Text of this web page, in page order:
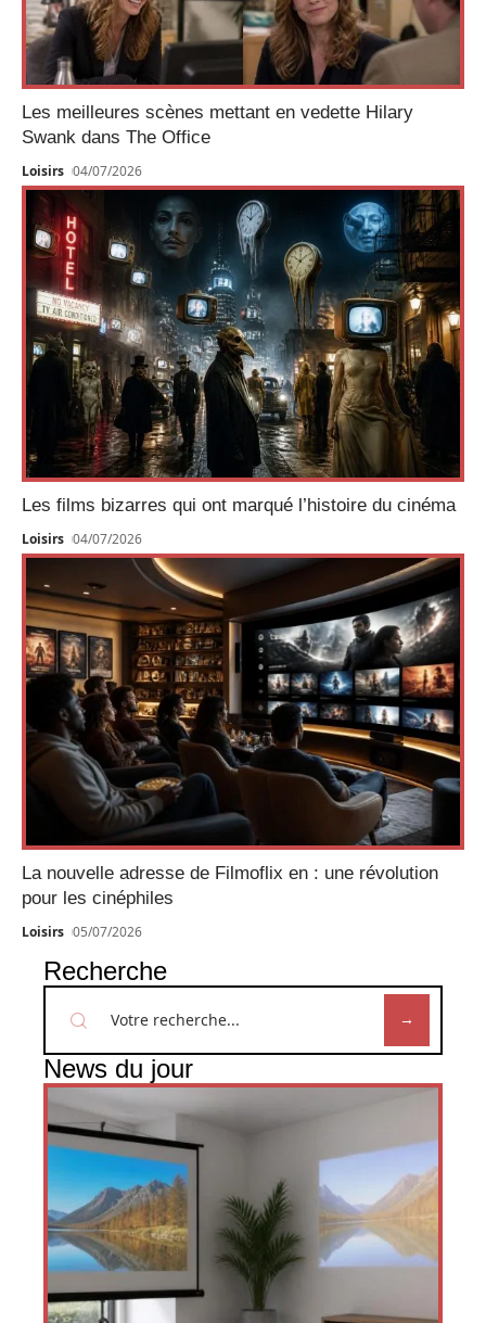
Les meilleures scènes mettant en vedette Hilary
Swank dans The Office
Loisirs 04/07/2026
Les films bizarres qui ont marqué l’histoire du cinéma
Loisirs 04/07/2026
La nouvelle adresse de Filmoflix en : une révolution
pour les cinéphiles
Loisirs 05/07/2026
Recherche
News du jour